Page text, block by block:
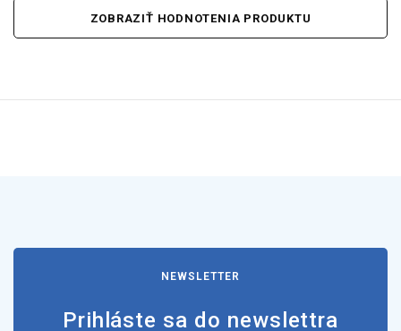
ZOBRAZIŤ HODNOTENIA PRODUKTU
NEWSLETTER
Prihláste sa do newslettra